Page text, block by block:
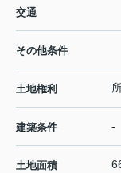
交通
その他条件
土地権利
建築条件 -
土地面積